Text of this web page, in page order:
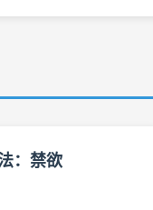
：禁欲